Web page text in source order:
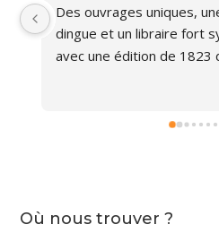
Des ouvrages uniques,
dingue et un libraire fort
avec une édition de 1823
Où nous trouver ?